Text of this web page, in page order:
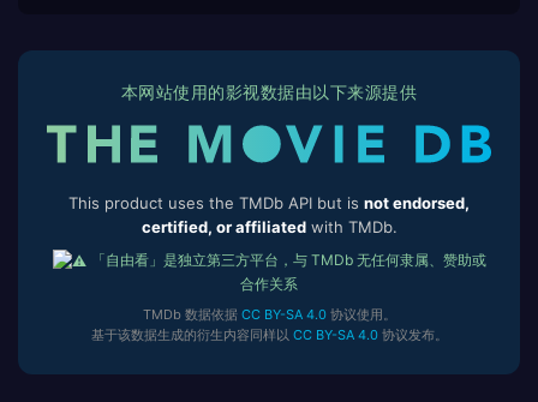
本网站使用的影视数据由以下来源提供
This product uses the TMDb API but is not endorsed,
certified, or affiliatedwith TMDb.
「自由看」是独立第三方平台，与 TMDb 无任何隶属、赞助或
合作关系
TMDb 数据依据 CC BY-SA 4.0协议使用。
基于该数据生成的衍生内容同样以 CC BY-SA 4.0协议发布。